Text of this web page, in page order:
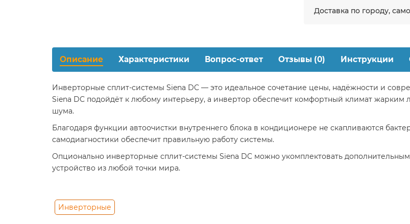
Доставка по городу,
Описание Характеристики Вопрос-ответ Отзывы (0) Инструкции
Инверторные сплит-системы Siena DC — это идеальное сочетание цены, надёжности и
Siena DC подойдёт к любому интерьеру, а инвертор обеспечит комфортный климат
шума.
Благодаря функции автоочистки внутреннего блока в кондиционере не скапливаются
самодиагностики обеспечит правильную работу системы.
Опционально инверторные сплит-системы Siena DC можно укомплектовать
устройство из любой точки мира.
Инверторные